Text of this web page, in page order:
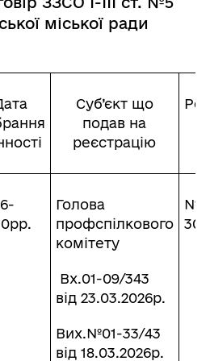
міської ради
Суб’єкт що
подав на
реєстрацію
Голова
профспілкового
комітету
Вх.01-09/343
від 23.03.2026р.
Вих.№01-33/43
від 18.03.2026р.